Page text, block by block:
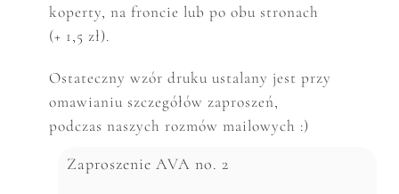
koperty, na froncie lub po obu stronach
(+ 1,5 zł).
Ostateczny wzór druku ustalany jest przy
omawianiu szczegółów zaproszeń,
podczas naszych rozmów mailowych :)
Zaproszenie AVA no. 2